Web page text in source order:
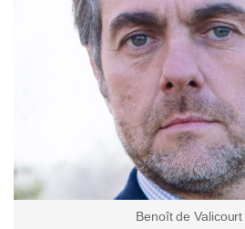
Benoît de Valicourt